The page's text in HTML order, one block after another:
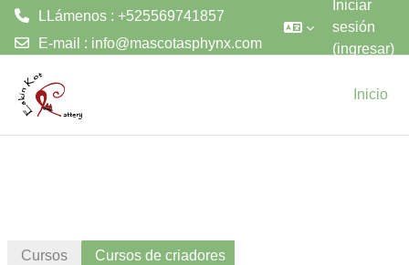
LLámenos : +525569741857
E-mail : info@mascotasphynx.com
Iniciar
sesión
(ingresar)
Inicio
Cursos Cursos de criadores